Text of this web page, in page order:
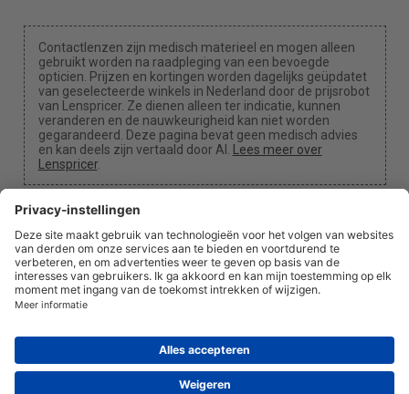
Contactlenzen zijn medisch materieel en mogen alleen
gebruikt worden na raadpleging van een bevoegde
opticien. Prijzen en kortingen worden dagelijks geüpdatet
van geselecteerde winkels in Nederland door de prijsrobot
van Lenspricer. Ze dienen alleen ter indicatie, kunnen
veranderen en de nauwkeurigheid kan niet worden
gegarandeerd. Deze pagina bevat geen medisch advies
en kan deels zijn vertaald door AI. Lees meer over
Lenspricer.
Cookie-instellingen
We kunnen een commissie ontvangen als je een van
InformatiePrivacyJuridisch
DK44428156